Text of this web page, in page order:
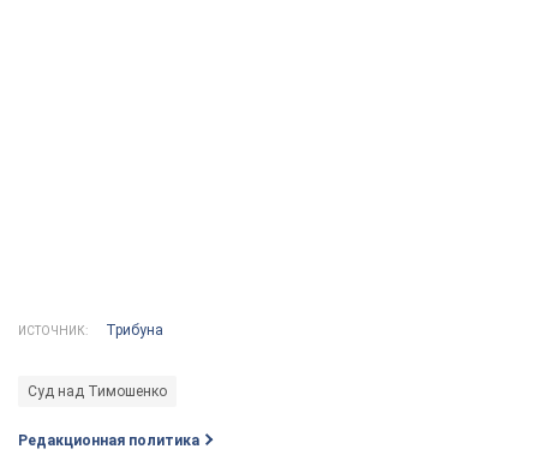
ИСТОЧНИК: Трибуна
Суд над Тимошенко
Редакционная политика